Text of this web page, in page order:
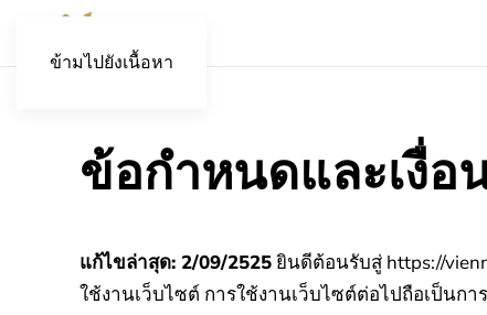
ข้ามไปยังเนื้อหา
ข้อกำหนดและเงื่อ
แก้ไขล่าสุด: 2/09/2525ยินดีต้อนรับสู่ https://
ใช้งานเว็บไซต์ การใช้งานเว็บไซต์ต่อไปถือเป็น